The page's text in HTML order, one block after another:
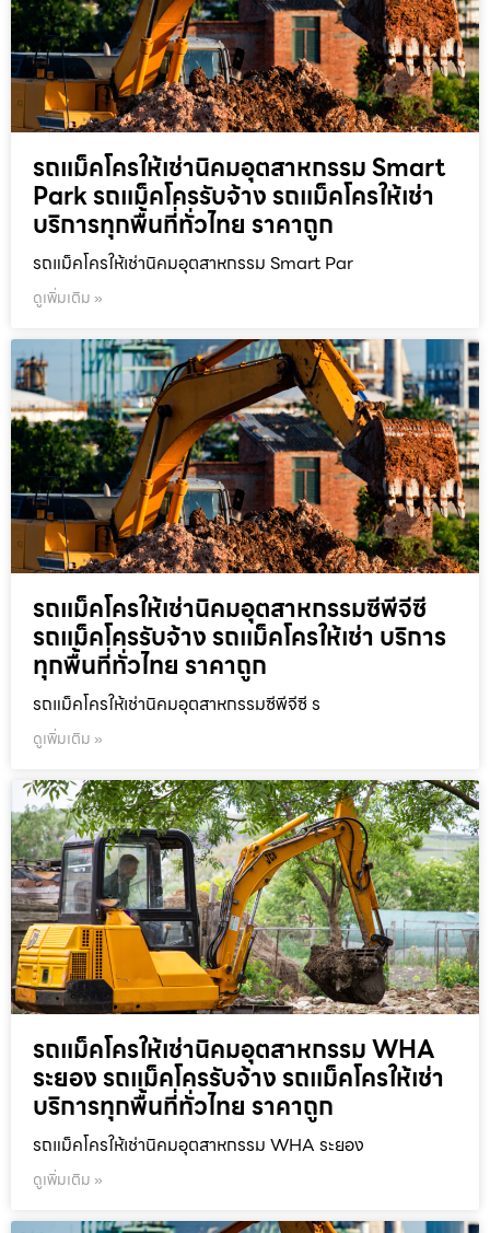
รถแม็คโครให้เช่านิคมอุตสาหกรรม Smart
Park รถแม็คโครรับจ้าง รถแม็คโครให้เช่า
บริการทุกพื้นที่ทั่วไทย ราคาถูก
รถแม็คโครให้เช่านิคมอุตสาหกรรม Smart Par
ดูเพิ่มเติม »
รถแม็คโครให้เช่านิคมอุตสาหกรรมซีพีจีซี
รถแม็คโครรับจ้าง รถแม็คโครให้เช่า บริการ
ทุกพื้นที่ทั่วไทย ราคาถูก
รถแม็คโครให้เช่านิคมอุตสาหกรรมซีพีจีซี ร
ดูเพิ่มเติม »
รถแม็คโครให้เช่านิคมอุตสาหกรรม WHA
ระยอง รถแม็คโครรับจ้าง รถแม็คโครให้เช่า
บริการทุกพื้นที่ทั่วไทย ราคาถูก
รถแม็คโครให้เช่านิคมอุตสาหกรรม WHA ระยอง
ดูเพิ่มเติม »